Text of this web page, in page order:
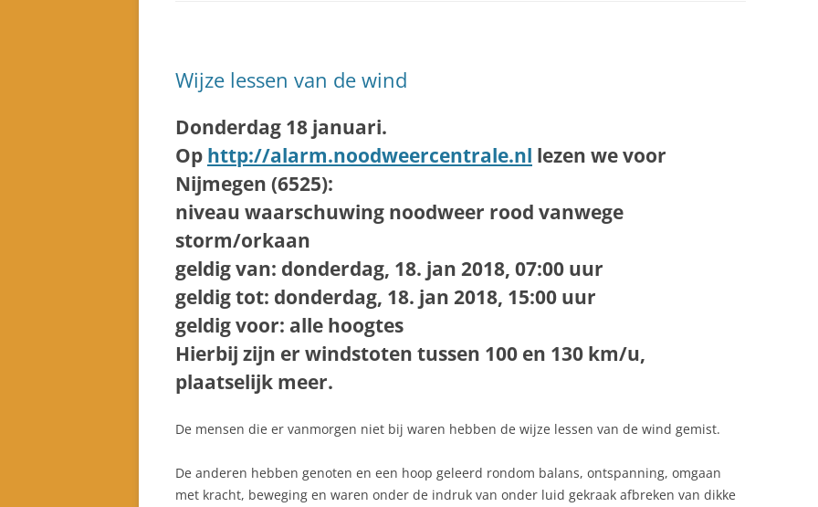
Wijze lessen van de wind
Donderdag 18 januari.
Op http://alarm.noodweercentrale.nl lezen we voor
Nijmegen (6525):
niveau waarschuwing noodweer rood vanwege
storm/orkaan
geldig van: donderdag, 18. jan 2018, 07:00 uur
geldig tot: donderdag, 18. jan 2018, 15:00 uur
geldig voor: alle hoogtes
Hierbij zijn er windstoten tussen 100 en 130 km/u,
plaatselijk meer.
De mensen die er vanmorgen niet bij waren hebben de wijze lessen van de wind gemist.
De anderen hebben genoten en een hoop geleerd rondom balans, ontspanning, omgaan
met kracht, beweging en waren onder de indruk van onder luid gekraak afbreken van dikke